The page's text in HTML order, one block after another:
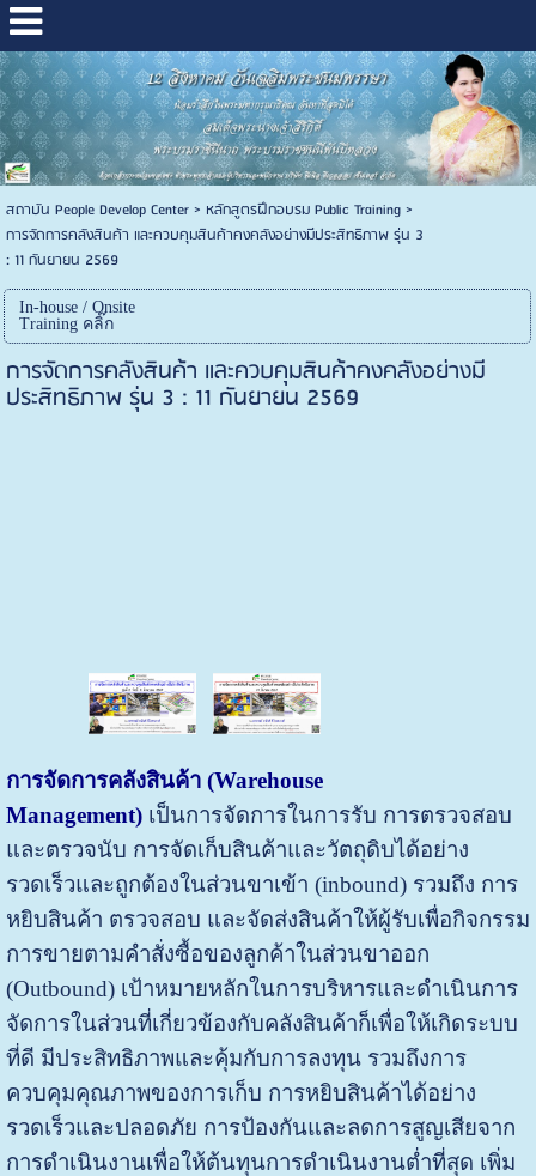
สถาบัน People Develop Center> หลักสูตรฝึกอบรม Public Training>
การจัดการคลังสินค้า และควบคุมสินค้าคงคลังอย่างมีประสิทธิภาพ รุ่น 3
: 11 กันยายน 2569
In-house / Onsite
Training คลิ๊ก
การจัดการคลังสินค้า และควบคุมสินค้าคงคลังอย่างมี
ประสิทธิภาพ รุ่น 3 : 11 กันยายน 2569
การจัดการคลังสินค้า (Warehouse
Management)เป็นการจัดการในการรับ การตรวจสอบ
และตรวจนับ การจัดเก็บสินค้าและวัตถุดิบได้อย่าง
รวดเร็วและถูกต้องในส่วนขาเข้า (inbound) รวมถึง การ
หยิบสินค้า ตรวจสอบ และจัดส่งสินค้าให้ผู้รับเพื่อกิจกรรม
การขายตามคำสั่งซื้อของลูกค้าในส่วนขาออก
(Outbound) เป้าหมายหลักในการบริหารและดำเนินการ
จัดการในส่วนที่เกี่ยวข้องกับคลังสินค้าก็เพื่อให้เกิดระบบ
ที่ดี มีประสิทธิภาพและคุ้มกับการลงทุน รวมถึงการ
ควบคุมคุณภาพของการเก็บ การหยิบสินค้าได้อย่าง
รวดเร็วและปลอดภัย การป้องกันและลดการสูญเสียจาก
การดำเนินงานเพื่อให้ต้นทุนการดำเนินงานต่ำที่สุด เพิ่ม